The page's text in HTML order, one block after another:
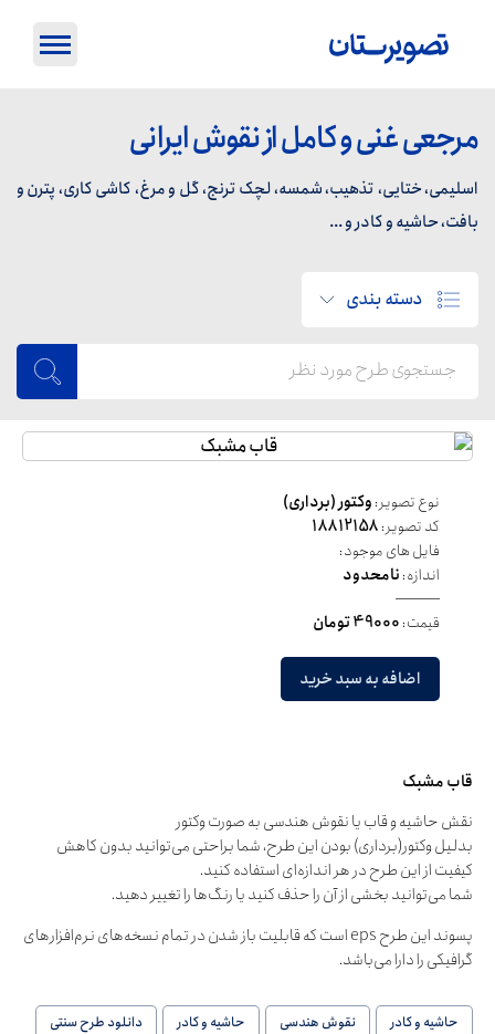
مرجعی غنی و کامل از نقوش ایرانی
اسلیمی، ختایی، تذهیب، شمسه، لچک ترنج، گل و مرغ، کاشی کاری، پترن و
بافت، حاشیه و کادر و ...
دسته بندی
نوع تصویر:وکتور (برداری)
کد تصویر:18812158
فایل های موجود:
اندازه:نامحدود
قیمت:49000 تومان
اضافه به سبد خرید
قاب مشبک
نقش حاشیه و قاب یا نقوش هندسی به صورت وکتور
بدلیل وکتور(برداری) بودن این طرح، شما براحتی می‌توانید بدون کاهش
کیفیت از این طرح در هر اندازه‌ای استفاده کنید.
شما می‌توانید بخشی از آن را حذف کنید یا رنگ‌ها را تغییر دهید.
پسوند این طرح eps است که قابلیت باز شدن در تمام نسخه‌های نرم‌افزارهای
گرافیکی را دارا می‌باشد.
حاشیه و کادر نقوش هندسی حاشیه و کادر
دانلود طرح سنتی